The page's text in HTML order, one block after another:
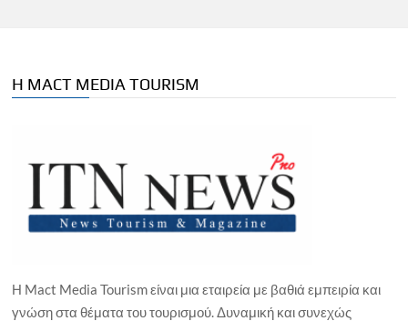
Η MACT MEDIA TOURISM
Η Mact Media Tourism είναι μια εταιρεία με βαθιά εμπειρία και
γνώση στα θέματα του τουρισμού. Δυναμική και συνεχώς